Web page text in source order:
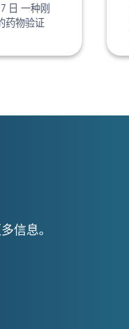
日 一种刚
药物验证
信息。